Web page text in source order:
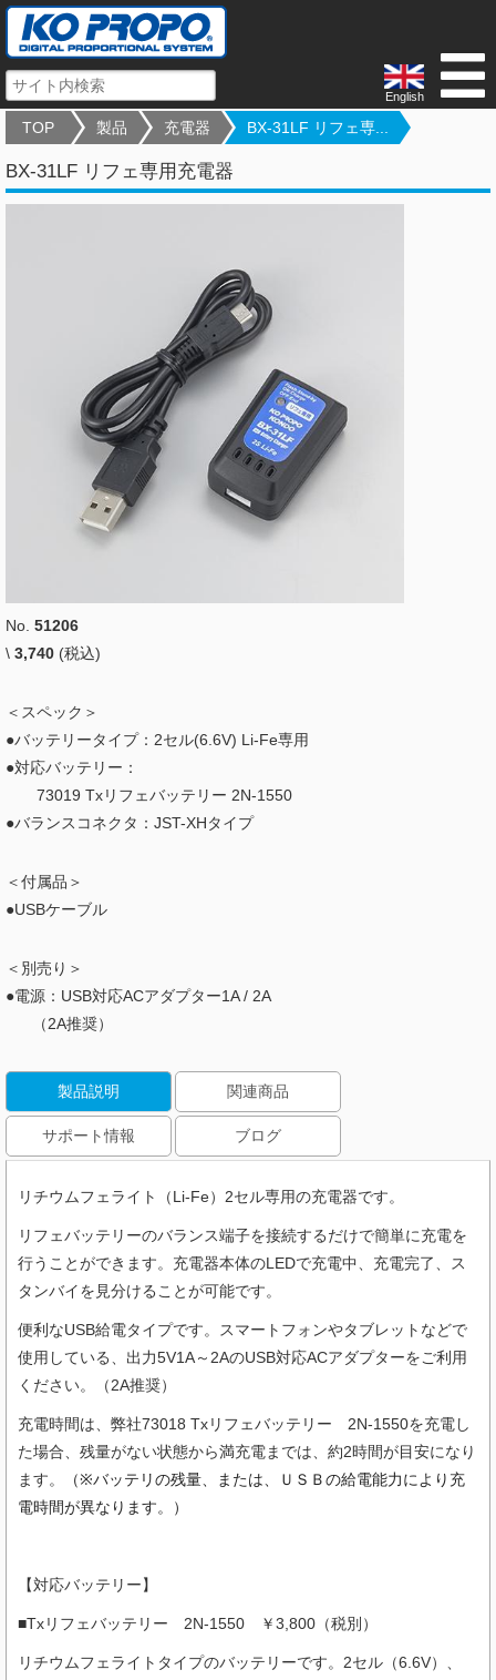
English
TOP 製品 充電器 BX-31LF リフェ専...
BX-31LF リフェ専用充電器
No. 51206
\ 3,740 (税込)
＜スペック＞
●バッテリータイプ：2セル(6.6V) Li-Fe専用
●対応バッテリー：
73019 Txリフェバッテリー 2N-1550
●バランスコネクタ：JST-XHタイプ
＜付属品＞
●USBケーブル
＜別売り＞
●電源：USB対応ACアダプター1A / 2A
（2A推奨）
製品説明 関連商品
サポート情報 ブログ
リチウムフェライト（Li-Fe）2セル専用の充電器です。
リフェバッテリーのバランス端子を接続するだけで簡単に充電を
行うことができます。充電器本体のLEDで充電中、充電完了、ス
タンバイを見分けることが可能です。
便利なUSB給電タイプです。スマートフォンやタブレットなどで
使用している、出力5V1A～2AのUSB対応ACアダプターをご利用
ください。（2A推奨）
充電時間は、弊社73018 Txリフェバッテリー 2N-1550を充電し
た場合、残量がない状態から満充電までは、約2時間が目安になり
ます。
（※バッテリの残量、または、
ＵＳＢの給電能力により充
電時間が異なります。）
【対応バッテリー】
■Txリフェバッテリー 2N-1550 ￥3,800（税別）
リチウムフェライトタイプのバッテリーです。2セル（6.6V）、